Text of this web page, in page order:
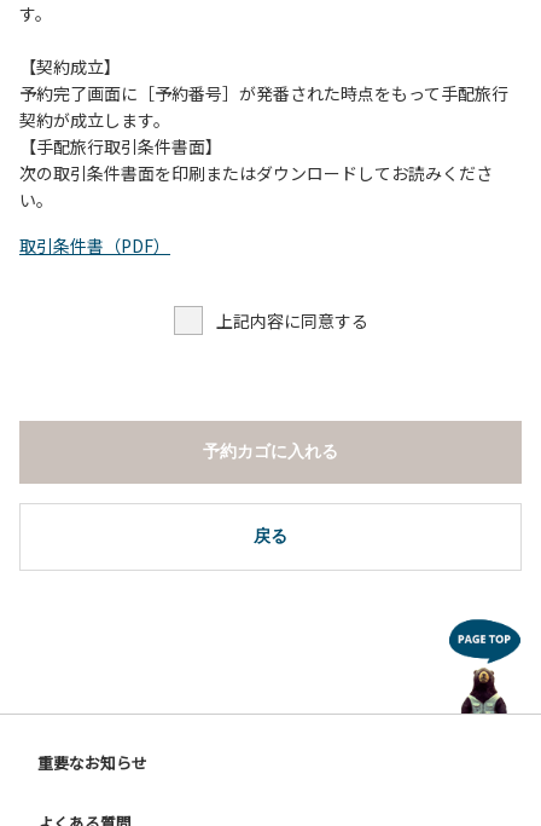
（１）川原にテントやタープを張らない。
（２）雨が降ったときは川原で遊ばない。
（３）カムイコタン公園キャンプ場で雨が降らなくても、上
流で雨が降り急に増水することがあるので、水の濁りに注意
し、濁り始めたときには直ちに川原での遊びを中止する。
（４）キャンプ場の管理者や地元住民から川についての注意
す。
【契約成立】
予約完了画面に［予約番号］が発番された時点をもって手配旅行
契約が成立します。
【手配旅行取引条件書面】
次の取引条件書面を印刷またはダウンロードしてお読みくださ
い。
取引条件書（PDF）
上記内容に同意する
戻る
予約カゴに入れる
重要なお知らせ